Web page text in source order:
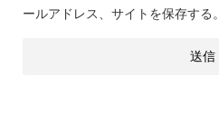
ールアドレス、サイトを保存する。